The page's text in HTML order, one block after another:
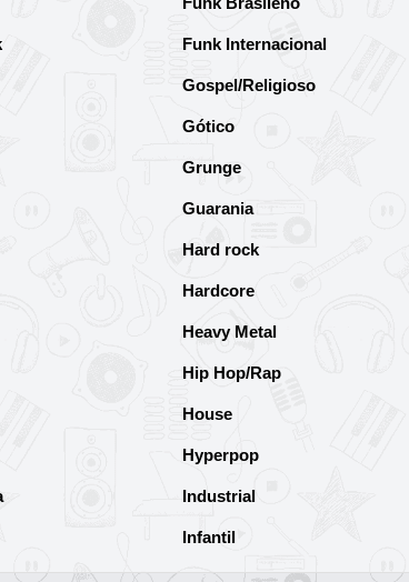
Funk Internacional
Gospel/Religioso
Gótico
Grunge
Guarania
Hard rock
Hardcore
Heavy Metal
Hip Hop/Rap
House
Hyperpop
Industrial
Infantil